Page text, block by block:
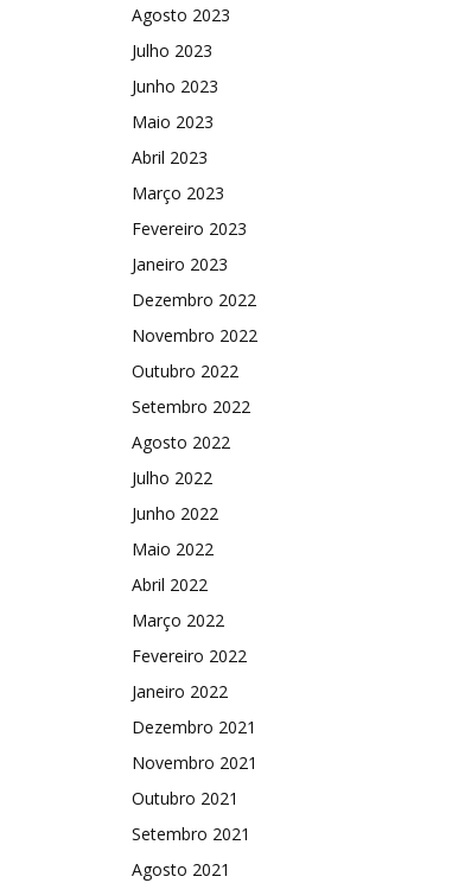
Agosto 2023
Julho 2023
Junho 2023
Maio 2023
Abril 2023
Março 2023
Fevereiro 2023
Janeiro 2023
Dezembro 2022
Novembro 2022
Outubro 2022
Setembro 2022
Agosto 2022
Julho 2022
Junho 2022
Maio 2022
Abril 2022
Março 2022
Fevereiro 2022
Janeiro 2022
Dezembro 2021
Novembro 2021
Outubro 2021
Setembro 2021
Agosto 2021